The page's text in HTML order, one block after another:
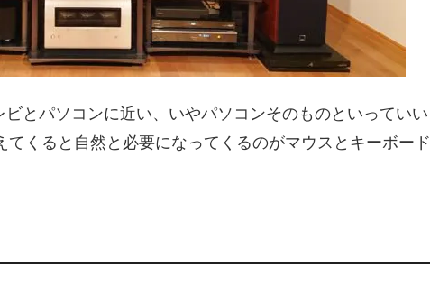
とパソコンに近い、いやパソコンそのものといっていい
くると自然と必要になってくるのがマウスとキーボード